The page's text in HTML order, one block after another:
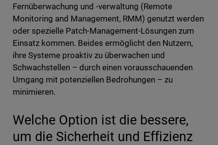
Fernüberwachung und -verwaltung (Remote
Monitoring and Management, RMM) genutzt werden
oder spezielle Patch-Management-Lösungen zum
Einsatz kommen. Beides ermöglicht den Nutzern,
ihre Systeme proaktiv zu überwachen und
Schwachstellen – durch einen vorausschauenden
Umgang mit potenziellen Bedrohungen – zu
minimieren.
Welche Option ist die bessere,
um die Sicherheit und Effizienz